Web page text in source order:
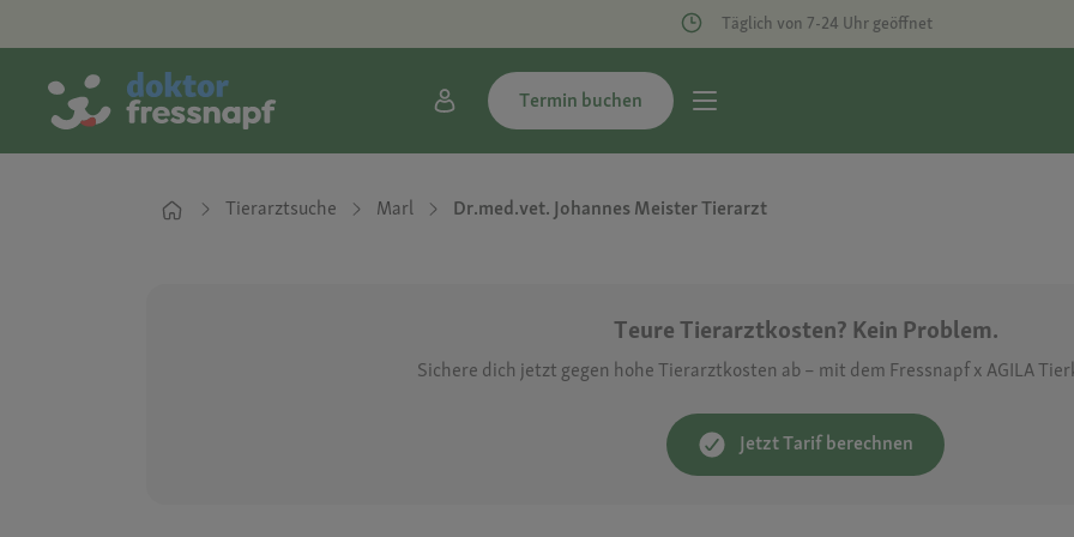
Täglich von 7-24 Uhr geöffnet
Termin buchen
Tierarztsuche Marl Dr.med.vet. Johannes Meister Tierarzt
Teure Tierarztkosten? Kein Problem.
Sichere dich jetzt gegen hohe Tierarztkosten ab – mit dem Fressnapf x AGILA
Jetzt Tarif berechnen